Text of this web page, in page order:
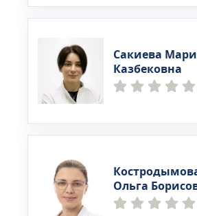
Сакиева
Казбековна
Ольга